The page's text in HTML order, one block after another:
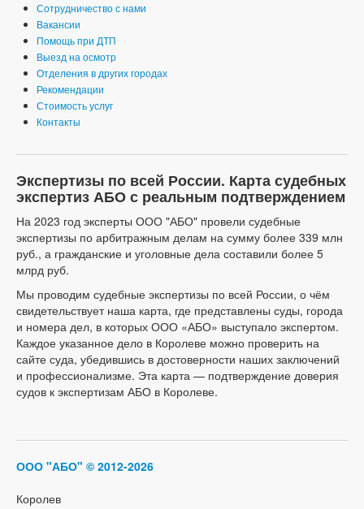
Сотрудничество с нами
Вакансии
Помощь при ДТП
Выезд на осмотр
Отделения в других городах
Рекомендации
Стоимость услуг
Контакты
Экспертизы по всей России. Карта судебных
экспертиз АБО с реальным подтверждением
На 2023 год эксперты ООО "АБО" провели судебные
экспертизы по арбитражным делам на сумму более 339 млн
руб., а гражданские и уголовные дела составили более 5
млрд руб.
Мы проводим судебные экспертизы по всей России, о чём
свидетельствует наша карта, где представлены суды, города
и номера дел, в которых ООО «АБО» выступало экспертом.
Каждое указанное дело в Королеве можно проверить на
сайте суда, убедившись в достоверности наших заключений
и профессионализме. Эта карта — подтверждение доверия
судов к экспертизам АБО в Королеве.
ООО "АБО" © 2012-2026
Королев